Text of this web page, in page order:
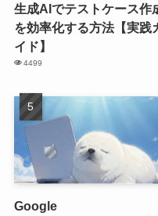
生成AIでテストケース作
を効率化する方法【実践
イド】
4499
Google